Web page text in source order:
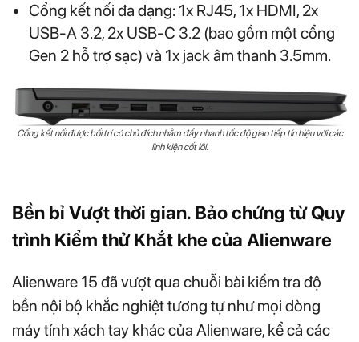
Cổng kết nối đa dạng: 1x RJ45, 1x HDMI, 2x
USB-A 3.2, 2x USB-C 3.2 (bao gồm một cổng
Gen 2 hỗ trợ sạc) và 1x jack âm thanh 3.5mm.
Cổng kết nối được bối trí có chủ đích nhằm đẩy nhanh tốc độ giao tiếp tín hiệu với các
linh kiện cốt lõi.
Bền bỉ Vượt thời gian. Bảo chứng từ Quy
trình Kiểm thử Khắt khe của Alienware
Alienware 15 đã vượt qua chuỗi bài kiểm tra độ
bền nội bộ khắc nghiệt tương tự như mọi dòng
máy tính xách tay khác của Alienware, kể cả các